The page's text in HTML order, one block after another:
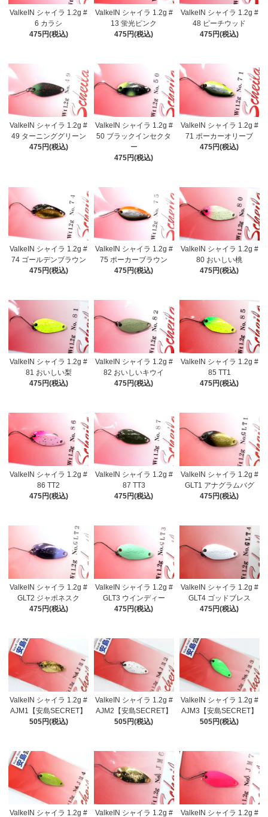
ValkeIN シャイラ 1.2g #
6 カラシ
475円(税込)
ValkeIN シャイラ 1.2g #
13 蛍光ピンク
475円(税込)
ValkeIN シャイラ 1.2g #
48 ピーチウッド
475円(税込)
ValkeIN シャイラ 1.2g #
49 ターニンググリーン
475円(税込)
ValkeIN シャイラ 1.2g #
50 ブラックインセクタ
ー
475円(税込)
ValkeIN シャイラ 1.2g #
71 ポーカーオリーブ
475円(税込)
ValkeIN シャイラ 1.2g #
74 ゴールデンブラウン
475円(税込)
ValkeIN シャイラ 1.2g #
75 ポーカーブラウン
475円(税込)
ValkeIN シャイラ 1.2g #
80 おいしい桃
475円(税込)
ValkeIN シャイラ 1.2g #
81 おいしい梨
475円(税込)
ValkeIN シャイラ 1.2g #
82 おいしいキウイ
475円(税込)
ValkeIN シャイラ 1.2g #
85 TT1
475円(税込)
ValkeIN シャイラ 1.2g #
86 TT2
475円(税込)
ValkeIN シャイラ 1.2g #
87 TT3
475円(税込)
ValkeIN シャイラ 1.2g #
GLT1 アナグラムバグ
475円(税込)
ValkeIN シャイラ 1.2g #
GLT2 ジャポネスク
475円(税込)
ValkeIN シャイラ 1.2g #
GLT3 ウインディー
475円(税込)
ValkeIN シャイラ 1.2g #
GLT4 ゴッドブレス
475円(税込)
ValkeIN シャイラ 1.2g #
AJM1【安島SECRET】
505円(税込)
ValkeIN シャイラ 1.2g #
AJM2【安島SECRET】
505円(税込)
ValkeIN シャイラ 1.2g #
AJM3【安島SECRET】
505円(税込)
ValkeIN シャイラ 1.2g #
ValkeIN シャイラ 1.2g #
ValkeIN シャイラ 1.2g #